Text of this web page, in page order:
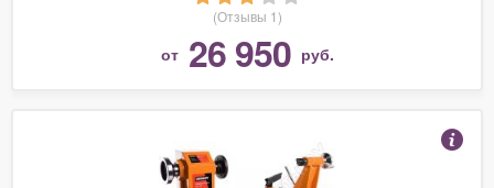
(Отзывы 1)
от 26 950 руб.